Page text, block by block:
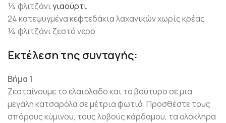
¼ φλιτζάνιγιαούρτι
24 κατεψυγμένα κεφτεδάκια λαχανικών χωρίς κρέας
¼ φλιτζάνι ζεστό νερό
Εκτέλεση της συνταγής:
Βήμα 1
Ζεσταίνουμε το ελαιόλαδο και το βούτυρο σε μια
μεγάλη κατσαρόλα σε μέτρια φωτιά. Προσθέστε τους
σπόρους κύμινου, τους λοβούς κάρδαμου, τα ολόκληρα